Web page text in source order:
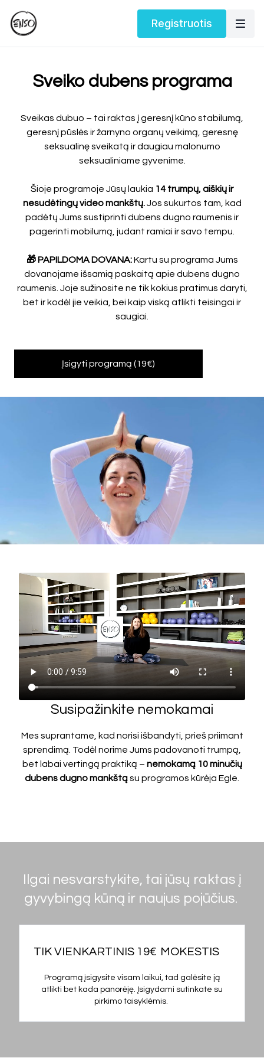
Registruotis
Sveiko dubens programa
Sveikas dubuo – tai raktas į geresnį kūno stabilumą,
geresnį pūslės ir žarnyno organų veikimą, geresnę
seksualinę sveikatą ir daugiau malonumo
seksualiniame gyvenime.
Šioje programoje Jūsų laukia 14 trumpų, aiškių ir
nesudėtingų video mankštų.Jos sukurtos tam, kad
padėtų Jums sustiprinti dubens dugno raumenis ir
pagerinti mobilumą, judant ramiai ir savo tempu.
🎁 PAPILDOMA DOVANA:Kartu su programa Jums
dovanojame išsamią paskaitą apie dubens dugno
raumenis. Joje sužinosite ne tik kokius pratimus daryti,
bet ir kodėl jie veikia, bei kaip viską atlikti teisingai ir
saugiai.
Įsigyti programą (19€)
Susipažinkite nemokamai
Mes suprantame, kad norisi išbandyti, prieš priimant
sprendimą. Todėl norime Jums padovanoti trumpą,
bet labai vertingą praktiką – nemokamą 10 minučių
dubens dugno mankštąsu programos kūrėja Egle.
Ilgai nesvarstykite, tai jūsų raktas į
gyvybingą kūną ir naujus pojūčius.
TIK VIENKARTINIS 19€ MOKESTIS
Programą įsigysite visam laikui, tad galėsite ją
atlikti bet kada panorėję. Įsigydami sutinkate su
pirkimo taisyklėmis.